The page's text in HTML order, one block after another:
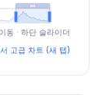
동 · 하단 슬라이더
고급 차트 (새 탭)